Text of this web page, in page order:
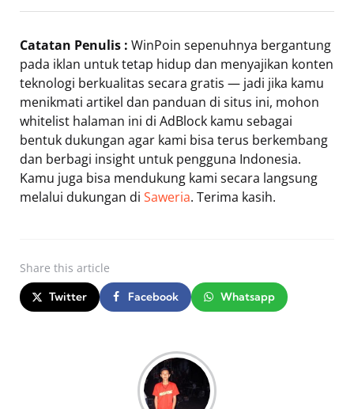
Catatan Penulis : WinPoin sepenuhnya bergantung
pada iklan untuk tetap hidup dan menyajikan konten
teknologi berkualitas secara gratis — jadi jika kamu
menikmati artikel dan panduan di situs ini, mohon
whitelist halaman ini di AdBlock kamu sebagai
bentuk dukungan agar kami bisa terus berkembang
dan berbagi insight untuk pengguna Indonesia.
Kamu juga bisa mendukung kami secara langsung
melalui dukungan di Saweria. Terima kasih.
Share this article
Twitter Facebook Whatsapp